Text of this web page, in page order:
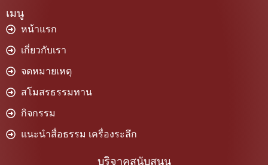
เมนู
หน้าแรก
เกี่ยวกับเรา
จดหมายเหตุ
สโมสรธรรมทาน
กิจกรรม
แนะนำสื่อธรรม เครื่องระลึก
บริจาคสนับสนุน